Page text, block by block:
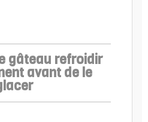
gâteau refroidir
avant de le